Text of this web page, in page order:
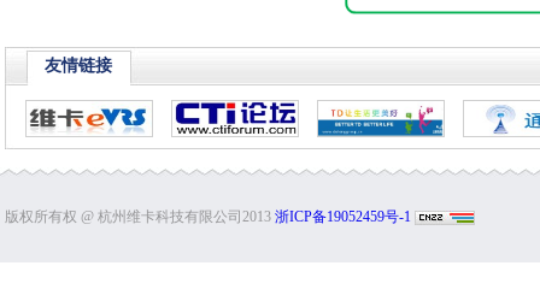
友情链接
版权所有权 @ 杭州维卡科技有限公司2013 浙ICP备19052459号-1